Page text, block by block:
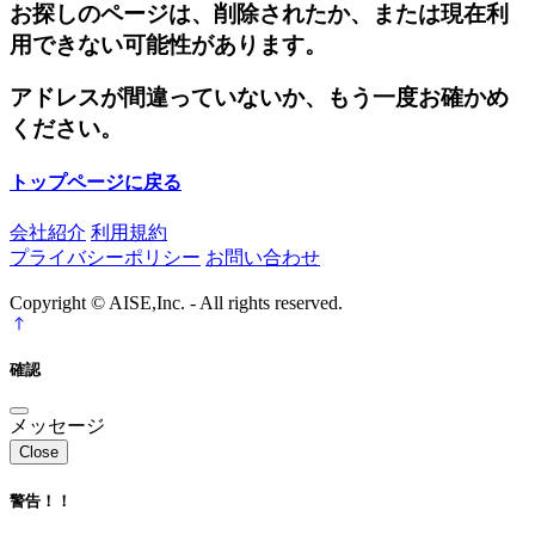
お探しのページは、削除されたか、または現在利
用できない可能性があります。
アドレスが間違っていないか、もう一度お確かめ
ください。
トップページに戻る
会社紹介 利用規約
プライバシーポリシー お問い合わせ
Copyright © AISE,Inc. - All rights reserved.
確認
メッセージ
Close
警告！！